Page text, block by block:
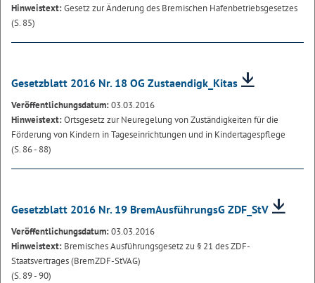
Hinweistext:Gesetz zur Änderung des Bremischen Hafenbetriebsgesetzes
(S. 85)
Gesetzblatt 2016 Nr. 18 OG Zustaendigk_Kitas
Veröffentlichungsdatum:03.03.2016
Hinweistext:Ortsgesetz zur Neuregelung von Zuständigkeiten für die
Förderung von Kindern in Tageseinrichtungen und in Kindertagespflege
(S. 86 - 88)
Gesetzblatt 2016 Nr. 19 BremAusführungsG ZDF_StV
Veröffentlichungsdatum:03.03.2016
Hinweistext: Bremisches Ausführungsgesetz zu § 21 des ZDF-
Staatsvertrages (BremZDF-StVAG)
(S. 89 - 90)